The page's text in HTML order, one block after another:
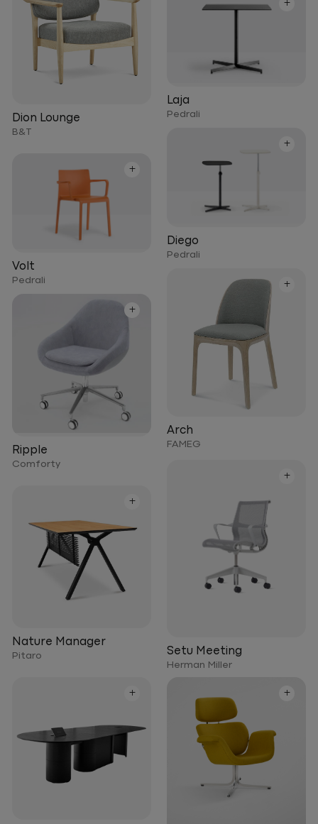
Dion Lounge
B&T
Laja
Pedrali
+
Diego
Pedrali
+
Volt
Pedrali +
Arch
FAMEG
+
Ripple
Comforty
+
Setu Meeting
Herman Miller
+
Nature Manager
Pitaro
+
+